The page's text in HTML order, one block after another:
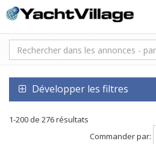
Développer les filtres
1-200 de 276 résultats
Commander par: